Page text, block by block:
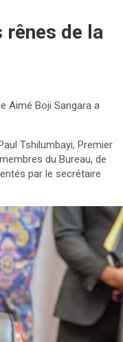
rênes de la
Aimé Boji Sangara a
Tshilumbayi, Premier
du Bureau, de
par le secrétaire